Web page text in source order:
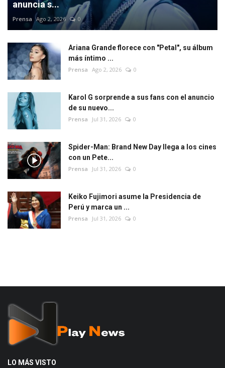
anuncia s...
Prensa Ago 2, 2026 0
Ariana Grande florece con "Petal", su álbum
más íntimo ...
Prensa Ago 2, 2026 0
Karol G sorprende a sus fans con el anuncio
de su nuevo...
Prensa Jul 31, 2026 0
Spider-Man: Brand New Day llega a los cines
con un Pete...
Prensa Jul 31, 2026 0
Keiko Fujimori asume la Presidencia de
Perú y marca un ...
Prensa Jul 31, 2026 0
LO MÁS VISTO